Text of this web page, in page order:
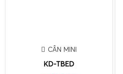
CÂN MINI
KD-TBED